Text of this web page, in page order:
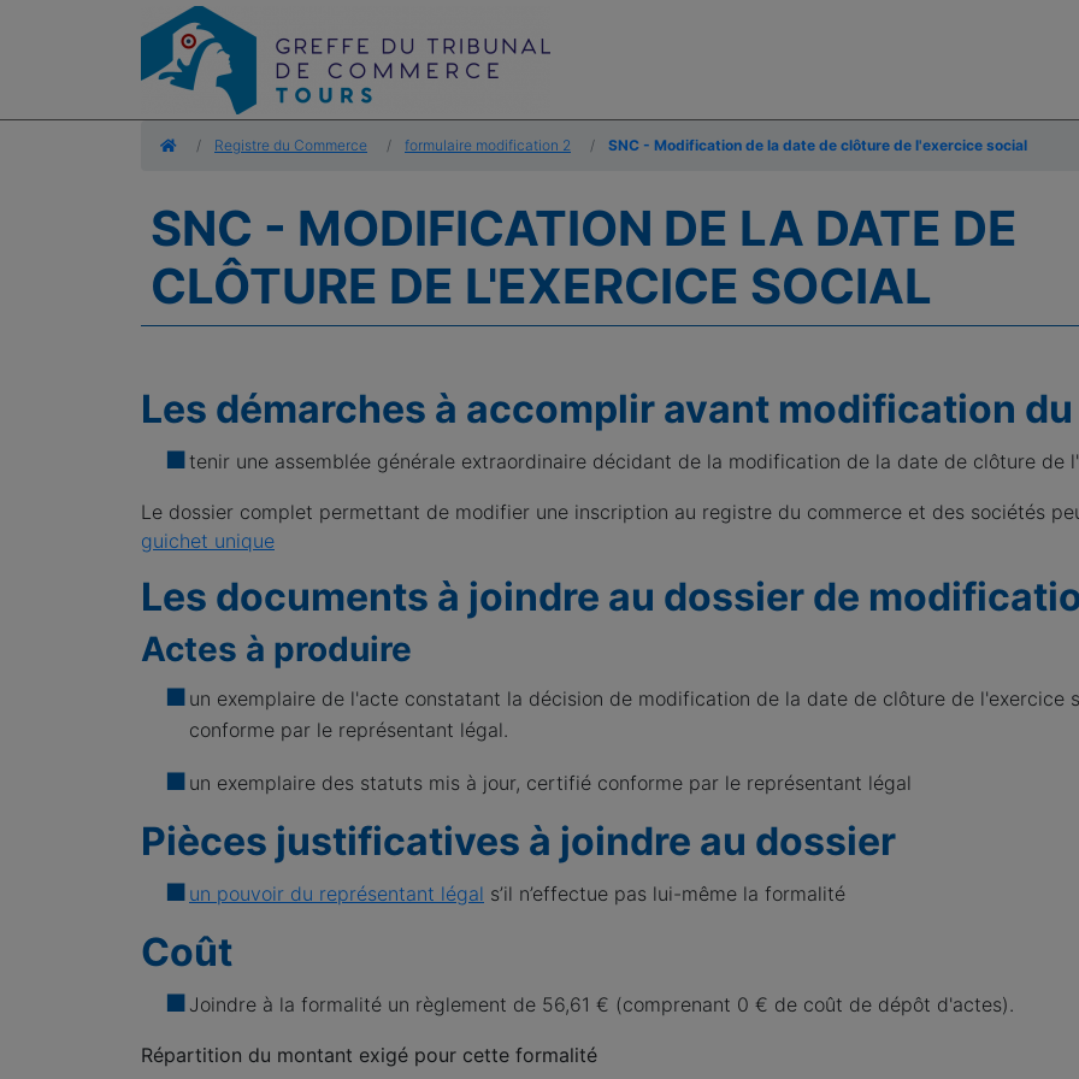
AccueilRegistre du Commerce formulaire modification 2 SNC - Modification de la date de clôture de l'exercice social
SNC - MODIFICATION DE LA DATE DE
CLÔTURE DE L'EXERCICE SOCIAL
Les démarches à accomplir avant modification
tenir une assemblée générale extraordinaire décidant de la modification de la date de clôture de
Le dossier complet permettant de modifier une inscription au registre du commerce et des sociétés
guichet unique
Les documents à joindre au dossier de
Actes à produire
un exemplaire de l'acte constatant la décision de modification de la date de clôture de l'exercice
conforme par le représentant légal.
un exemplaire des statuts mis à jour, certifié conforme par le représentant légal
Pièces justificatives à joindre au dossier
un pouvoir du représentant légal s’il n’effectue pas lui-même la formalité
Coût
Joindre à la formalité un règlement de 56,61 € (comprenant 0 € de coût de dépôt d'actes).
Répartition du montant exigé pour cette formalité